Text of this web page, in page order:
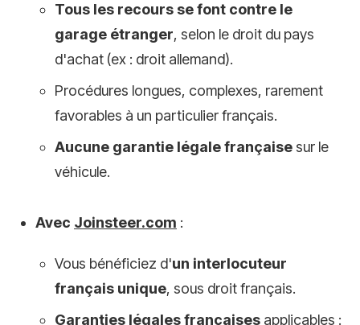
Tous les recours se font contre le
garage étranger, selon le droit du pays
d'achat (ex : droit allemand).
Procédures longues, complexes, rarement
favorables à un particulier français.
Aucune garantie légale françaisesur le
véhicule.
Avec Joinsteer.com :
Vous bénéficiez d'un interlocuteur
français unique, sous droit français.
Garanties légales françaises applicables :